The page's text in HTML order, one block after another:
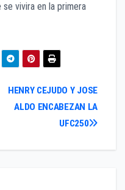
se vivira en la primera
HENRY CEJUDO Y JOSE
ALDO ENCABEZAN LA
UFC250